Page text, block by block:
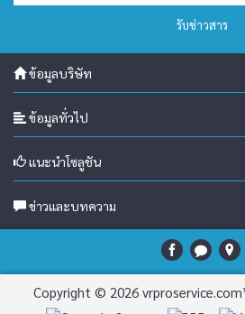
รับข่าวสาร
ข้อมูลบริษัท
ข้อมูลทั่วไป
แนะนำโซลูชัน
ข่าวและบทความ
Copyright © 2026